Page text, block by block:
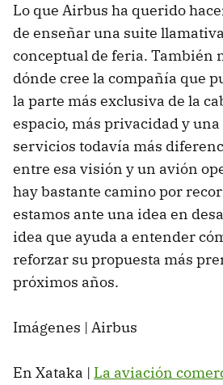
Lo que Airbus ha querido
de enseñar una suite
conceptual de feria. También
dónde cree la compañía que
la parte más exclusiva de la
espacio, más privacidad y una
servicios todavía más
entre esa visión y un avión
hay bastante camino por
estamos ante una idea en
idea que ayuda a entender
reforzar su propuesta más
próximos años.
Imágenes | Airbus
En Xataka | La aviación